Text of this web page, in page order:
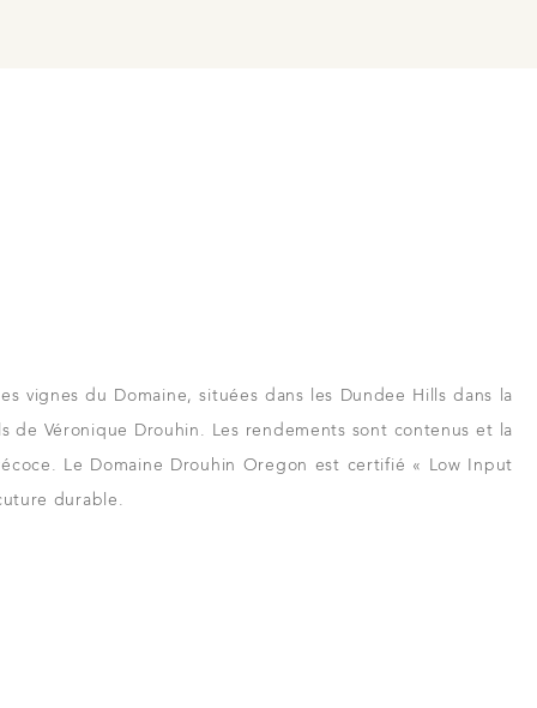
Beaune
vignes du Domaine, situées dans les Dundee Hills dans la
de Véronique Drouhin. Les rendements sont contenus et la
Le Domaine Drouhin Oregon est certifié « Low Input
durable.